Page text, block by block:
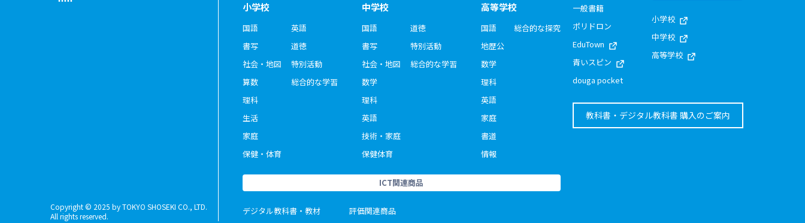
Copyright © 2025 by TOKYO SHOSEKI CO., LTD.
All rights reserved.
小学校
国語
書写
社会・地図
算数
理科
生活
家庭
保健・体育
英語
道徳
特別活動
総合的な学習
中学校
国語
書写
社会・地図
数学
理科
英語
技術・家庭
保健体育
道徳
特別活動
総合的な学習
高等学校
国語
地歴公
数学
理科
英語
家庭
書道
情報
総合的な探究
ICT関連商品
デジタル教科書・教材 評価関連商品
一般書籍
ポリドロン
EduTown
青いスピン
douga pocket
小学校
中学校
高等学校
教科書・デジタル教科書 購入のご案内